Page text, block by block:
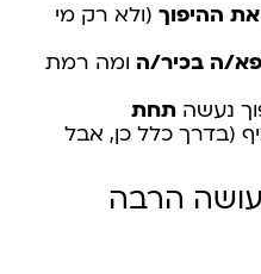
ההיפוך (ולא רק מי
ה בכיר/ה ומה רמת
נעשה תחת
(בדרך כלל כן, אבל
הרבה